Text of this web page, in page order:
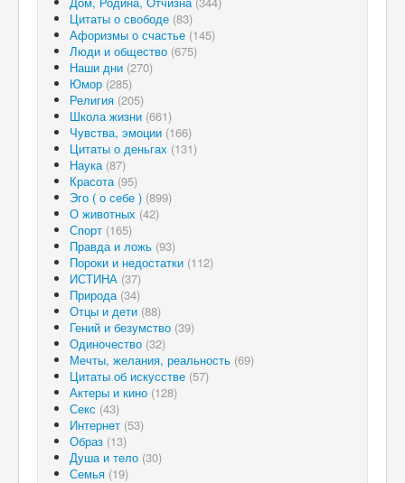
Цитаты о свободе (83)
Афоризмы о счастье (145)
Люди и общество (675)
Наши дни (270)
Юмор (285)
Религия (205)
Школа жизни (661)
Чувства, эмоции (166)
Цитаты о деньгах (131)
Наука (87)
Красота (95)
Эго ( о себе ) (899)
О животных (42)
Спорт (165)
Правда и ложь (93)
Пороки и недостатки (112)
ИСТИНА (37)
Природа (34)
Отцы и дети (88)
Гений и безумство (39)
Одиночество (32)
Мечты, желания, реальность (69)
Цитаты об искусстве (57)
Актеры и кино (128)
Секс (43)
Интернет (53)
Образ (13)
Душа и тело (30)
Семья (19)